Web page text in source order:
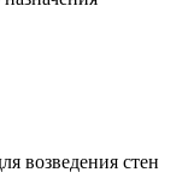
возведения стен